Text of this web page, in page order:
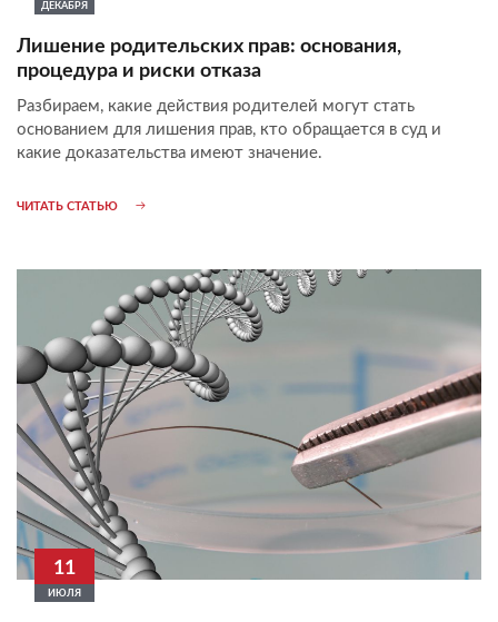
ДЕКАБРЯ
Лишение родительских прав: основания,
процедура и риски отказа
Разбираем, какие действия родителей могут стать
основанием для лишения прав, кто обращается в суд и
какие доказательства имеют значение.
ЧИТАТЬ СТАТЬЮ
11
ИЮЛЯ